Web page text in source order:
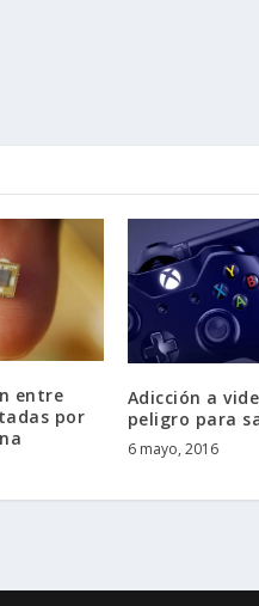
entre
por
Adicción a
peligro para
6 mayo, 2016